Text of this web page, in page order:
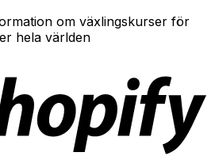
om växlingskurser för
hela världen